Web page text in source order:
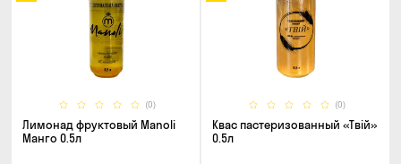
(0)
Лимонад фруктовый Manoli
Манго 0.5л
(0)
Квас пастеризованный «Твій»
0.5л